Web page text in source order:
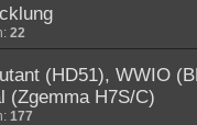
22
(HD51), WWIO
(Zgemma H7S/C)
177